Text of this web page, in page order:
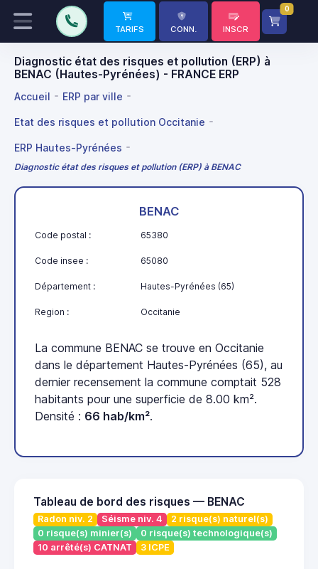
TARIFS CONN. INSCR
0
Diagnostic état des risques et pollution (ERP) à
BENAC (Hautes-Pyrénées) - FRANCE ERP
Accueil ERP par ville
Etat des risques et pollution Occitanie
ERP Hautes-Pyrénées
Diagnostic état des risques et pollution (ERP) à BENAC
BENAC
Code postal : 65380
Code insee : 65080
Département : Hautes-Pyrénées (65)
Region : Occitanie
La commune BENAC se trouve en Occitanie
dans le département Hautes-Pyrénées (65), au
dernier recensement la commune comptait 528
habitants pour une superficie de 8.00 km².
Densité : 66 hab/km².
Tableau de bord des risques — BENAC
Radon niv. 2 Séisme niv. 4
2 risque(s) naturel(s)
0 risque(s) minier(s)
0 risque(s) technologique(s)
10 arrêté(s) CATNAT
3 ICPE